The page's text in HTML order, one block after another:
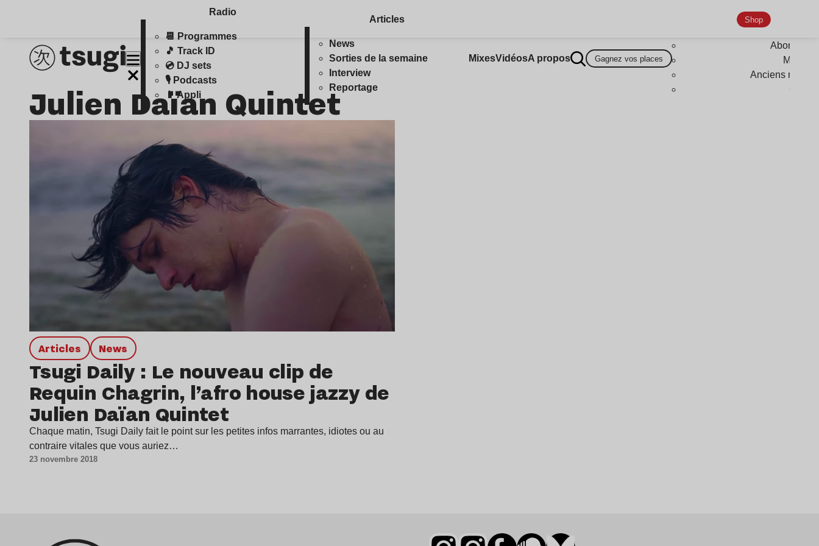
Radio
📆 Programmes
🎵 Track ID
💿 DJ sets
🎙️ Podcasts
📱 Appli
Articles
News
Sorties de la semaine
Interview
Reportage
MixesVidéosA propos Gagnez vos places
Shop
Anciens
Julien Daïan Quintet
Articles news
Tsugi Daily : Le nouveau clip de
Requin Chagrin, l’afro house jazzy de
Julien Daïan Quintet
Chaque matin, Tsugi Daily fait le point sur les petites infos marrantes, idiotes ou au
contraire vitales que vous auriez…
23 novembre 2018